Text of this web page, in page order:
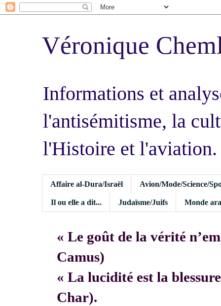
Véronique
Informations et
l'antisémitisme, la
l'Histoire et l'aviation.
Affaire al-Dura/Israël Avion/Mode/Science/
Il ou elle a dit... Judaïsme/Juifs Monde
« Le goût de la vérité
Camus)
« La lucidité est la
Char).